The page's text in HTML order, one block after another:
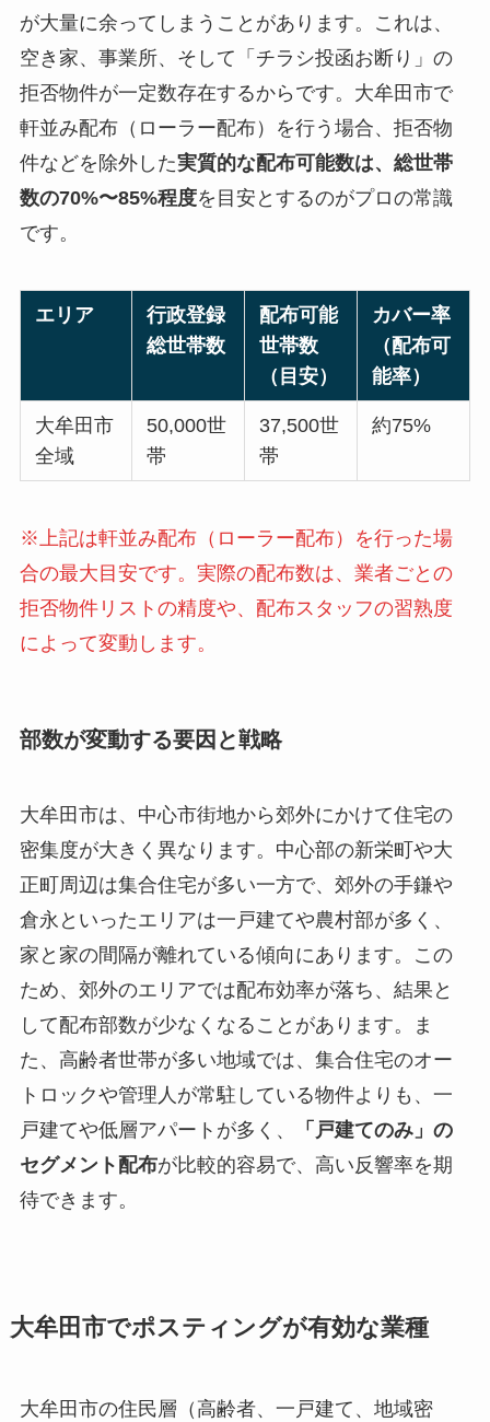
が大量に余ってしまうことがあります。これは、
空き家、事業所、そして「チラシ投函お断り」の
拒否物件が一定数存在するからです。大牟田市で
軒並み配布（ローラー配布）を行う場合、拒否物
件などを除外した実質的な配布可能数は、総世帯
数の70%〜85%程度を目安とするのがプロの常識
です。
エリア
行政登録
総世帯数
配布可能
世帯数
（目安）
カバー率
（配布可
能率）
大牟田市
全域
50,000世
帯
37,500世
帯
約75%
※上記は軒並み配布（ローラー配布）を行った場
合の最大目安です。実際の配布数は、業者ごとの
拒否物件リストの精度や、配布スタッフの習熟度
によって変動します。
部数が変動する要因と戦略
大牟田市は、中心市街地から郊外にかけて住宅の
密集度が大きく異なります。中心部の新栄町や大
正町周辺は集合住宅が多い一方で、郊外の手鎌や
倉永といったエリアは一戸建てや農村部が多く、
家と家の間隔が離れている傾向にあります。この
ため、郊外のエリアでは配布効率が落ち、結果と
して配布部数が少なくなることがあります。ま
た、高齢者世帯が多い地域では、集合住宅のオー
トロックや管理人が常駐している物件よりも、一
戸建てや低層アパートが多く、
「戸建てのみ」の
セグメント配布が比較的容易で、高い反響率を期
待できます。
大牟田市でポスティングが有効な業種
大牟田市の住民層（高齢者、一戸建て、地域密